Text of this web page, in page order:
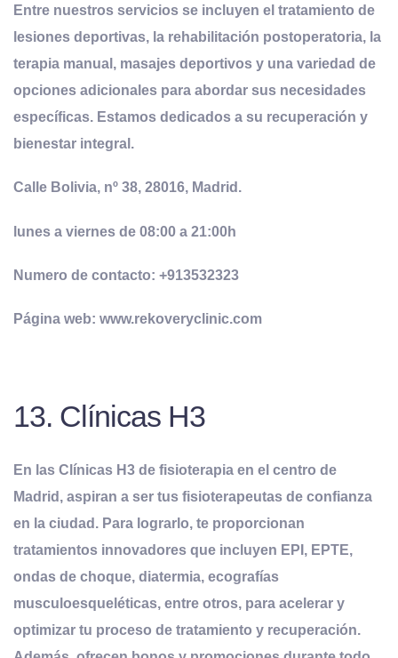
Entre nuestros servicios se incluyen el tratamiento de
lesiones deportivas, la rehabilitación postoperatoria, la
terapia manual, masajes deportivos y una variedad de
opciones adicionales para abordar sus necesidades
específicas. Estamos dedicados a su recuperación y
bienestar integral.
Calle Bolivia, nº 38, 28016, Madrid.
lunes a viernes de 08:00 a 21:00h
Numero de contacto: +913532323
Página web: www.rekoveryclinic.com
13. Clínicas H3
En las Clínicas H3 de fisioterapia en el centro de
Madrid, aspiran a ser tus fisioterapeutas de confianza
en la ciudad. Para lograrlo, te proporcionan
tratamientos innovadores que incluyen EPI, EPTE,
ondas de choque, diatermia, ecografías
musculoesqueléticas, entre otros, para acelerar y
optimizar tu proceso de tratamiento y recuperación.